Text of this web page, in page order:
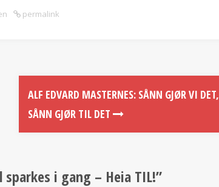
permalink
ALF EDVARD MASTERNES: SÅNN GJØR VI DET,
SÅNN GJØR TIL DET
i gang – Heia TIL!”